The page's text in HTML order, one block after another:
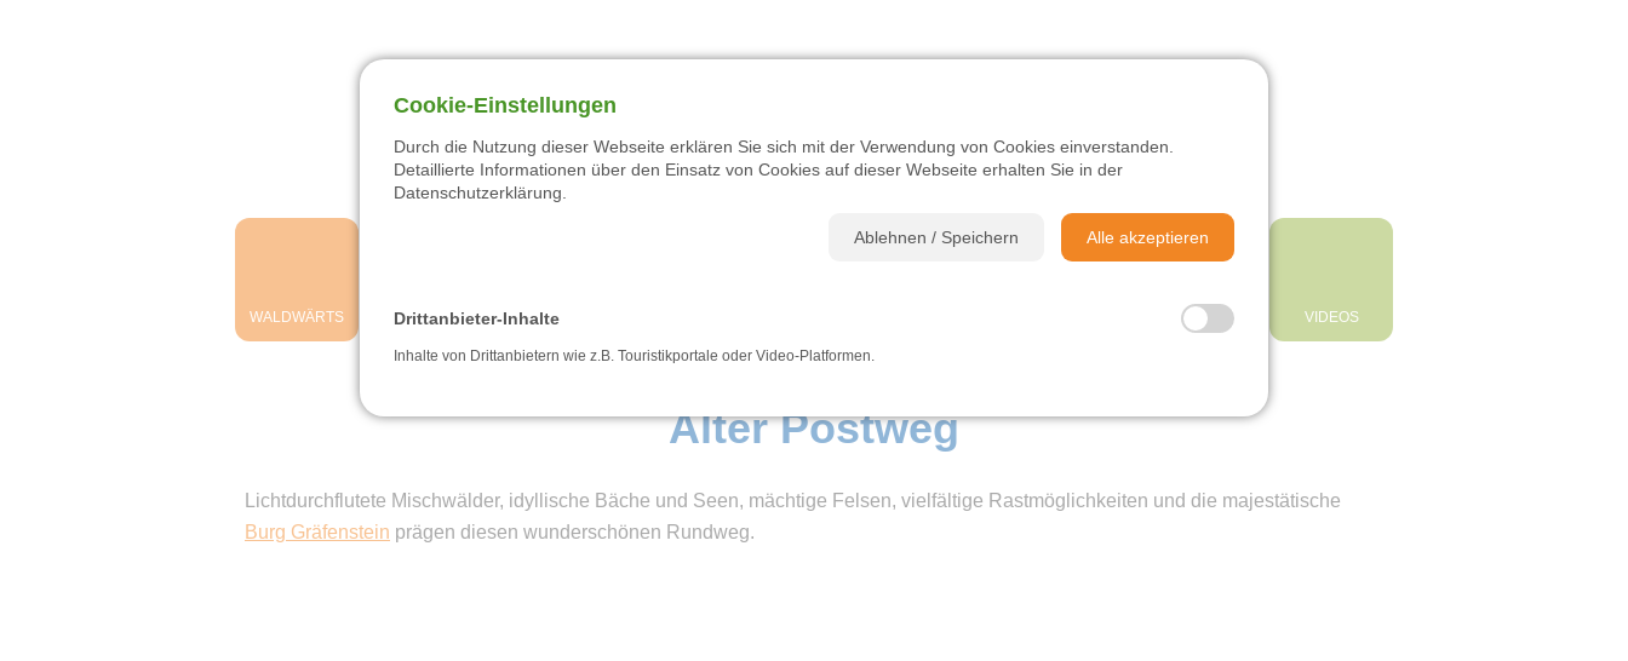
WALDWÄRTS BUCHEN BROSCHÜREN MTB-PARK VIDEOS
Alter Postweg
Lichtdurchflutete Mischwälder, idyllische Bäche und Seen, mächtige Felsen, vielfältige Rastmöglichkeiten und die majestätische
Burg Gräfenstein prägen diesen wunderschönen Rundweg.
Cookie-Einstellungen
Durch die Nutzung dieser Webseite erklären Sie sich mit der Verwendung von Cookies einverstanden.
Detaillierte Informationen über den Einsatz von Cookies auf dieser Webseite erhalten Sie in der
Datenschutzerklärung.
Ablehnen / Speichern Alle akzeptieren
Drittanbieter-Inhalte
Inhalte von Drittanbietern wie z.B. Touristikportale oder Video-Platformen.